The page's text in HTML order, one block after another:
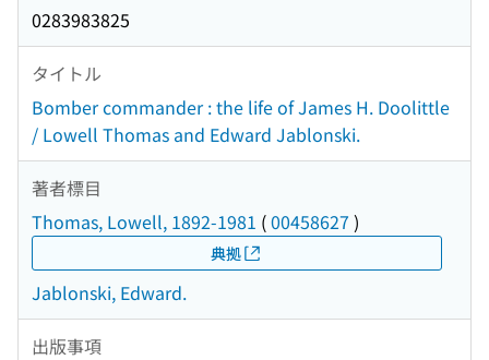
0283983825
タイトル
Bomber commander : the life of James H. Doolittle
/ Lowell Thomas and Edward Jablonski.
著者標目
Thomas, Lowell, 1892-1981 (00458627 )
典拠
Jablonski, Edward.
出版事項